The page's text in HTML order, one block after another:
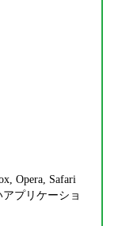
Opera, Safari
アプリケーショ